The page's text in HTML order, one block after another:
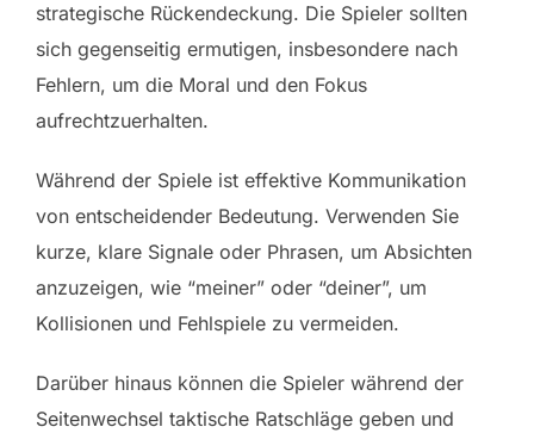
strategische Rückendeckung. Die Spieler sollten
sich gegenseitig ermutigen, insbesondere nach
Fehlern, um die Moral und den Fokus
aufrechtzuerhalten.
Während der Spiele ist effektive Kommunikation
von entscheidender Bedeutung. Verwenden Sie
kurze, klare Signale oder Phrasen, um Absichten
anzuzeigen, wie “meiner” oder “deiner”, um
Kollisionen und Fehlspiele zu vermeiden.
Darüber hinaus können die Spieler während der
Seitenwechsel taktische Ratschläge geben und